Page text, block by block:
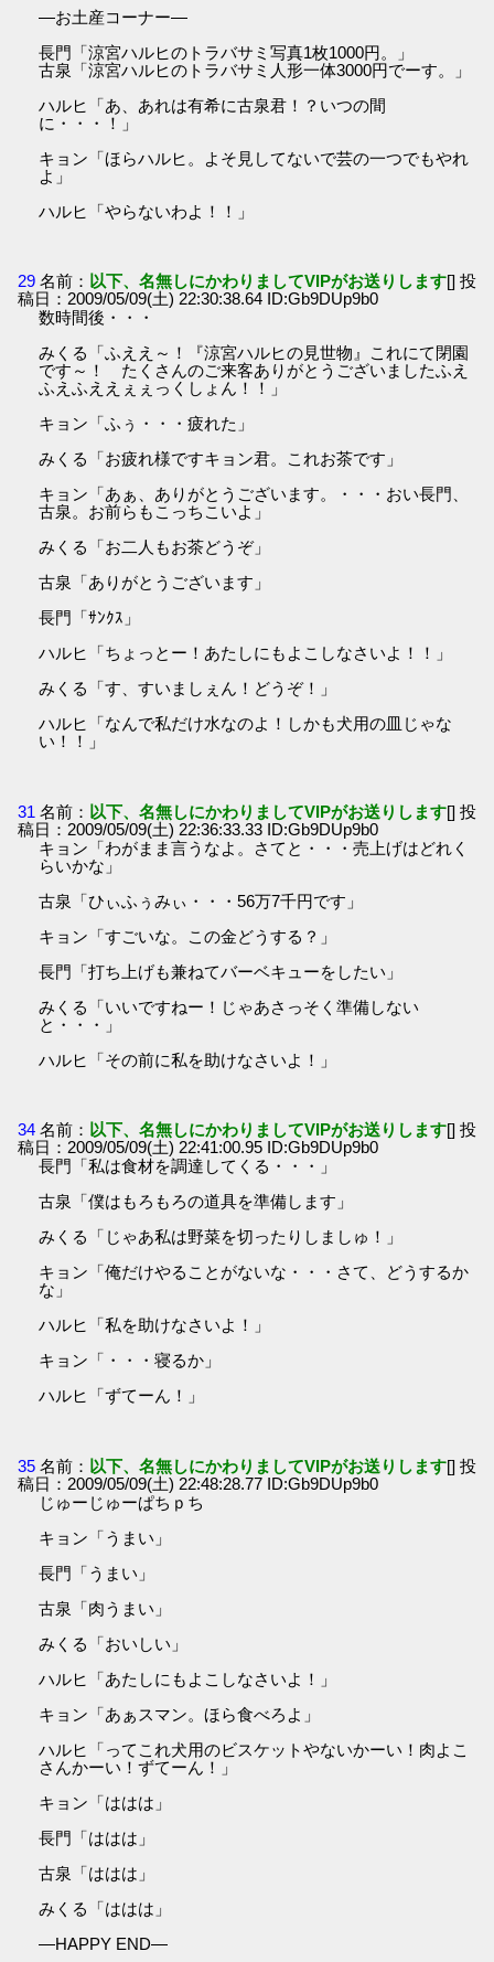
―お土産コーナー―
長門「涼宮ハルヒのトラバサミ写真1枚1000円。」
古泉「涼宮ハルヒのトラバサミ人形一体3000円でーす。」
ハルヒ「あ、あれは有希に古泉君！？いつの間
に・・・！」
キョン「ほらハルヒ。よそ見してないで芸の一つでもやれ
よ」
ハルヒ「やらないわよ！！」
29 名前： 以下、名無しにかわりましてVIPがお送りします[] 投
稿日：2009/05/09(土) 22:30:38.64 ID:Gb9DUp9b0
数時間後・・・
みくる「ふええ～！『涼宮ハルヒの見世物』これにて閉園
です～！ たくさんのご来客ありがとうございましたふえ
ふえふええぇぇっくしょん！！」
キョン「ふぅ・・・疲れた」
みくる「お疲れ様ですキョン君。これお茶です」
キョン「あぁ、ありがとうございます。・・・おい長門、
古泉。お前らもこっちこいよ」
みくる「お二人もお茶どうぞ」
古泉「ありがとうございます」
長門「ｻﾝｸｽ」
ハルヒ「ちょっとー！あたしにもよこしなさいよ！！」
みくる「す、すいましぇん！どうぞ！」
ハルヒ「なんで私だけ水なのよ！しかも犬用の皿じゃな
い！！」
31 名前： 以下、名無しにかわりましてVIPがお送りします[] 投
稿日：2009/05/09(土) 22:36:33.33 ID:Gb9DUp9b0
キョン「わがまま言うなよ。さてと・・・売上げはどれく
らいかな」
古泉「ひぃふぅみぃ・・・56万7千円です」
キョン「すごいな。この金どうする？」
長門「打ち上げも兼ねてバーベキューをしたい」
みくる「いいですねー！じゃあさっそく準備しない
と・・・」
ハルヒ「その前に私を助けなさいよ！」
34 名前： 以下、名無しにかわりましてVIPがお送りします[] 投
稿日：2009/05/09(土) 22:41:00.95 ID:Gb9DUp9b0
長門「私は食材を調達してくる・・・」
古泉「僕はもろもろの道具を準備します」
みくる「じゃあ私は野菜を切ったりしましゅ！」
キョン「俺だけやることがないな・・・さて、どうするか
な」
ハルヒ「私を助けなさいよ！」
キョン「・・・寝るか」
ハルヒ「ずてーん！」
35 名前： 以下、名無しにかわりましてVIPがお送りします[] 投
稿日：2009/05/09(土) 22:48:28.77 ID:Gb9DUp9b0
じゅーじゅーぱちｐち
キョン「うまい」
長門「うまい」
古泉「肉うまい」
みくる「おいしい」
ハルヒ「あたしにもよこしなさいよ！」
キョン「あぁスマン。ほら食べろよ」
ハルヒ「ってこれ犬用のビスケットやないかーい！肉よこ
さんかーい！ずてーん！」
キョン「ははは」
長門「ははは」
古泉「ははは」
みくる「ははは」
―HAPPY END―